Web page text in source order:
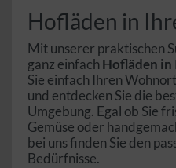
Hofläden in
Mit unserer praktischen
ganz einfach Hofläden in
Sie einfach Ihren
und entdecken Sie die
Umgebung. Egal ob Sie
Gemüse oder
bei uns finden Sie den
Bedürfnisse.